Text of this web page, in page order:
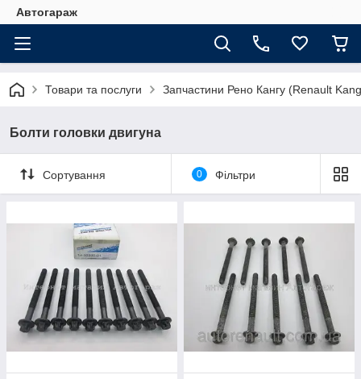
Автогараж
Товари та послуги Запчастини Рено Кангу (Renault
Болти головки двигуна
Сортування 0 Фільтри